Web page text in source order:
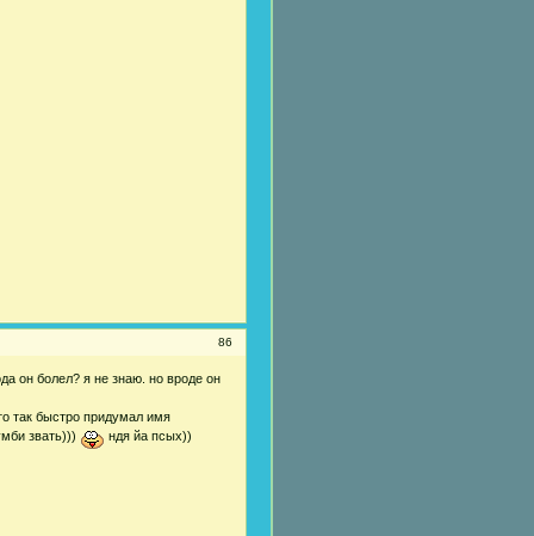
86
он болел? я не знаю. но вроде он
так быстро придумал имя
звать)))
ндя йа псых))